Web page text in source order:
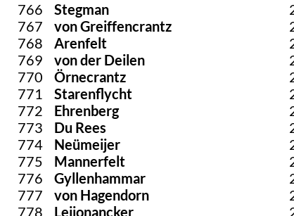
766
Stegman
767
von Greiffencrantz
768
Arenfelt
769
von der Deilen
770
Örnecrantz
771
Starenflycht
772
Ehrenberg
773
Du Rees
774
Neümeijer
775
Mannerfelt
776
Gyllenhammar
777
von Hagendorn
778
Leijonancker